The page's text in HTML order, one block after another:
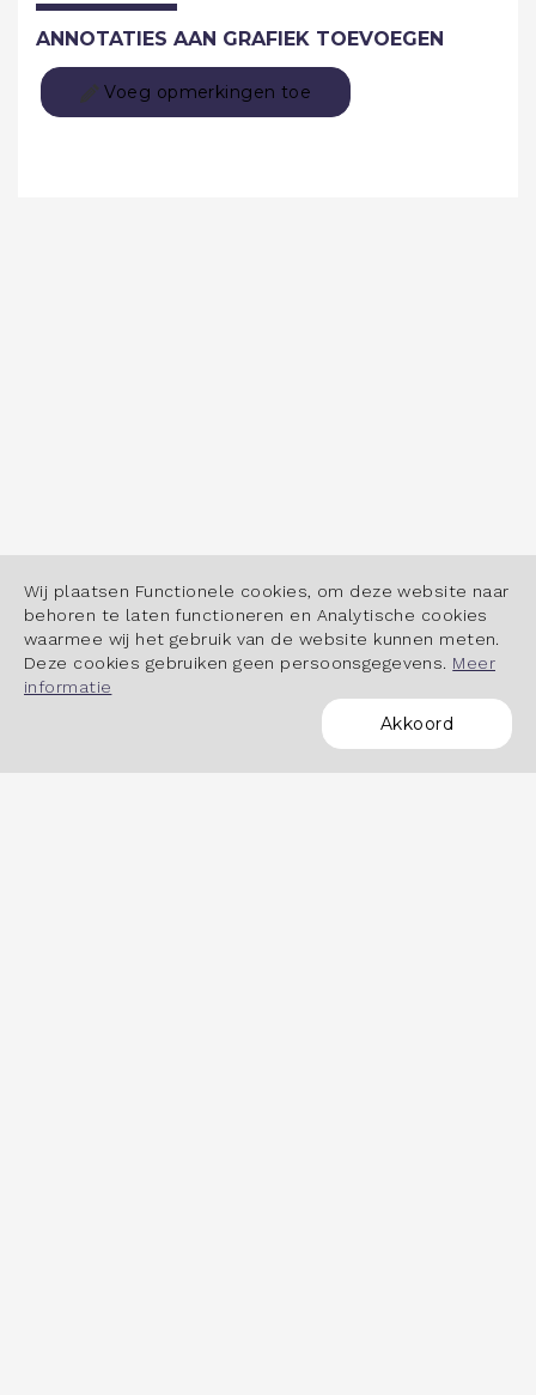
Wij plaatsen Functionele cookies, om deze website naar
behoren te laten functioneren en Analytische cookies
waarmee wij het gebruik van de website kunnen meten.
Deze cookies gebruiken geen persoonsgegevens. Meer
informatie
Akkoord
ANNOTATIES AAN GRAFIEK TOEVOEGEN
Voeg opmerkingen toe
POWERED BY